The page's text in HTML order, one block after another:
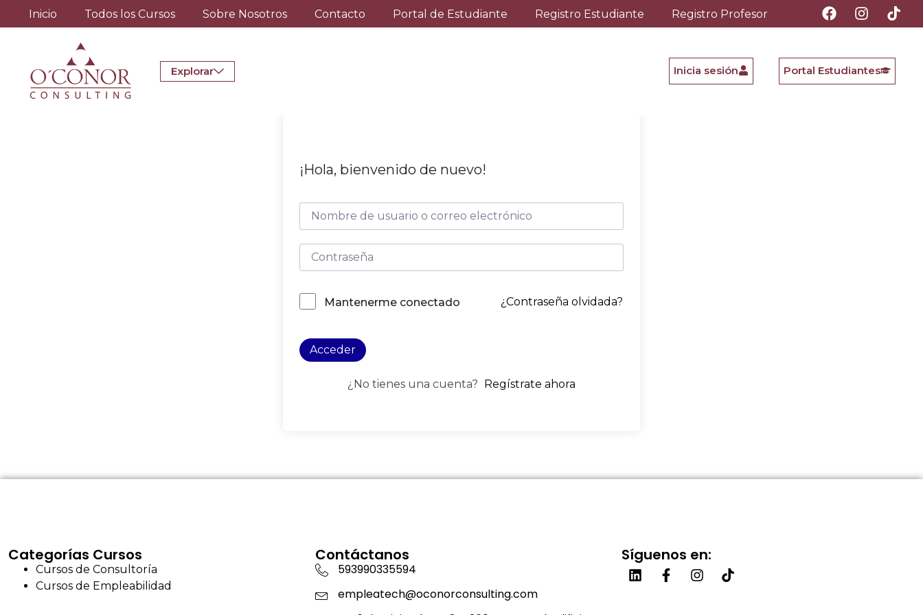
Inicio Todos los Cursos Sobre Nosotros Contacto Portal de Estudiante Registro Estudiante Registro Profesor
Explorar Inicia sesión Portal Estudiantes
¡Hola, bienvenido de nuevo!
Mantenerme conectado ¿Contraseña olvidada?
Acceder
¿No tienes una cuenta? Regístrate ahora
Categorías Cursos
Cursos de Consultoría
Cursos de Empleabilidad
Contáctanos
593990335594
empleatech@oconorconsulting.com
Síguenos en: